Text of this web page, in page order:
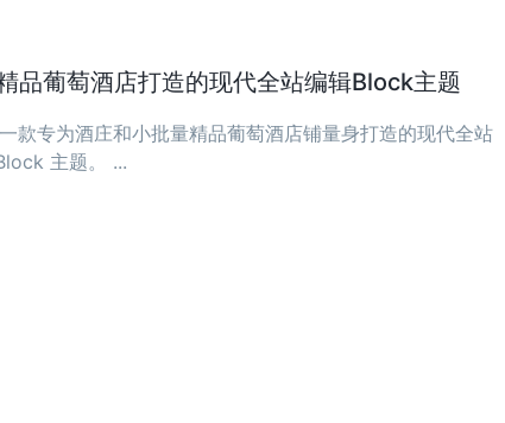
品葡萄酒店打造的现代全站编辑Block主题
款专为酒庄和小批量精品葡萄酒店铺量身打造的现代全站
主题。 ...